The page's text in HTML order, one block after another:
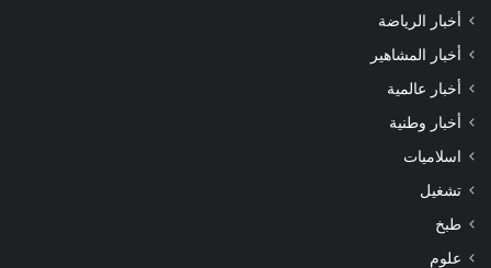
أخبار الرياضة
أخبار المشاهير
أخبار عالمية
أخبار وطنية
اسلاميات
تشغيل
طبخ
علوم